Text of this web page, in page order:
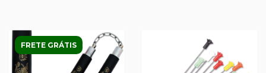
FRETE GRÁTIS